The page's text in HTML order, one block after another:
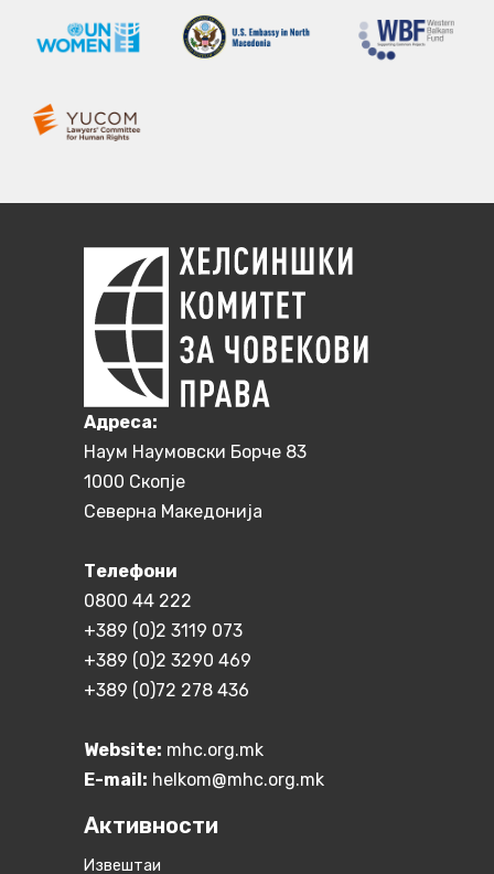
Aдреса:
Наум Наумовски Борче 83
1000 Скопје
Северна Македонија
Телефони
0800 44 222
+389 (0)2 3119 073
+389 (0)2 3290 469
+389 (0)72 278 436
Website: mhc.org.mk
E-mail: helkom@mhc.org.mk
Активности
Извештаи